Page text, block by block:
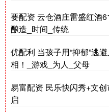
要配资 云仓酒庄雷盛红酒
酿造_时间_传统
优配利 当孩子用“抑郁”逃
相！_游戏_为人_父母
易富配资 民乐快闪秀+文
启